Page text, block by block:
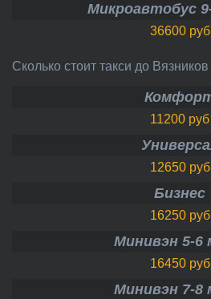
Микроавтобус
36600 руб
Сколько стоит такси до
11200 руб
12650 руб
Бизнес
16250 руб
Минивэн 5-6
16450 руб
Минивэн 7-8